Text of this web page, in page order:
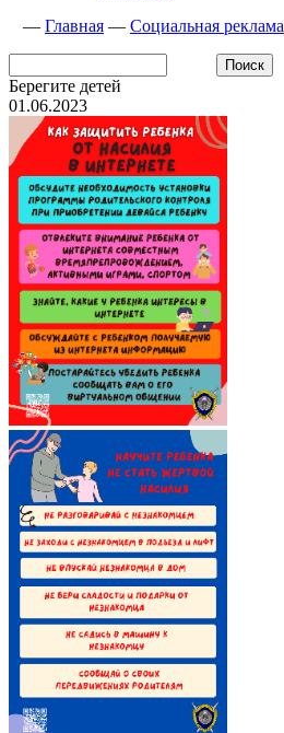
— Главная — Социальная реклама
Берегите детей
01.06.2023